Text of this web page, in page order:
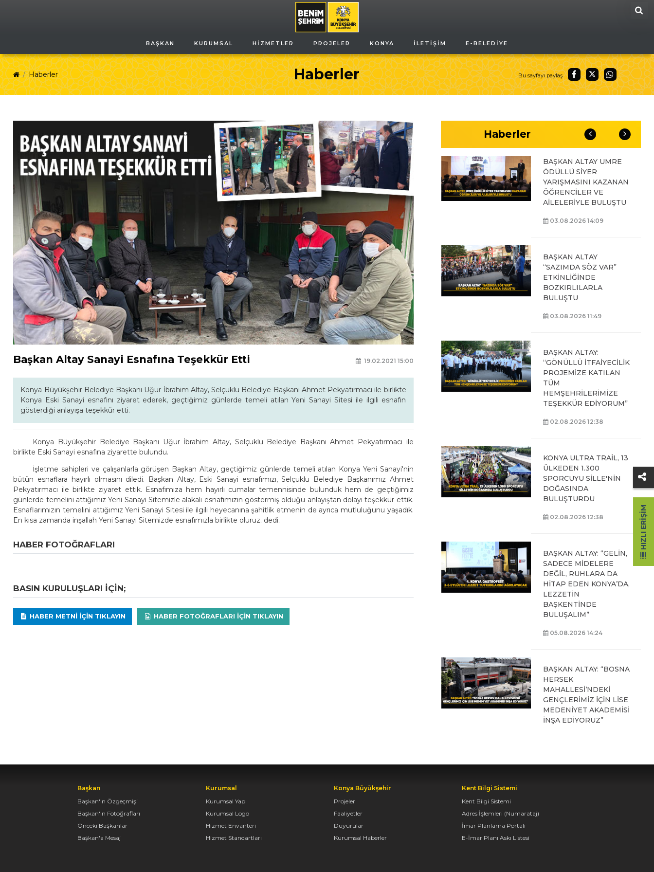
BAŞKAN KURUMSAL HIZMETLER PROJELER KONYA İLETIŞIM E-BELEDIYE
Haberler
Haberler Bu sayfayı paylaş
Başkan Altay Sanayi Esnafına Teşekkür Etti 19.02.2021 15:00
Konya Büyükşehir Belediye Başkanı Uğur İbrahim Altay, Selçuklu Belediye Başkanı Ahmet Pekyatırmacı ile birlikte
Konya Eski Sanayi esnafını ziyaret ederek, geçtiğimiz günlerde temeli atılan Yeni Sanayi Sitesi ile ilgili esnafın
gösterdiği anlayışa teşekkür etti.
Konya Büyükşehir Belediye Başkanı Uğur İbrahim Altay, Selçuklu Belediye Başkanı Ahmet Pekyatırmacı ile
birlikte Eski Sanayi esnafına ziyarette bulundu.
İşletme sahipleri ve çalışanlarla görüşen Başkan Altay, geçtiğimiz günlerde temeli atılan Konya Yeni Sanayi'nin
bütün esnaflara hayırlı olmasını diledi. Başkan Altay, Eski Sanayi esnafımızı, Selçuklu Belediye Başkanımız Ahmet
Pekyatırmacı ile birlikte ziyaret ettik. Esnafımıza hem hayırlı cumalar temennisinde bulunduk hem de geçtiğimiz
günlerde temelini attığımız Yeni Sanayi Sitemizle alakalı esnafımızın göstermiş olduğu anlayıştan dolayı teşekkür ettik.
Esnaflarımızın temelini attığımız Yeni Sanayi Sitesi ile ilgili heyecanına şahitlik etmenin de ayrıca mutluluğunu yaşadık.
En kısa zamanda inşallah Yeni Sanayi Sitemizde esnafımızla birlikte oluruz. dedi.
HABER FOTOĞRAFLARI
BASIN KURULUŞLARI IÇIN;
HABER METNI IÇIN TIKLAYIN HABER FOTOĞRAFLARI IÇIN TIKLAYIN
Haberler
UMRESİ” İKİNCİ
KAFİLESİNİN KURA
ÇEKİLİŞİNE KATILARAK
KONYALILARIN
HEYECANINA ORTAK
BAŞKAN ALTAY UMRE
ÖDÜLLÜ SİYER
YARIŞMASINI KAZANAN
ÖĞRENCİLER VE
AİLELERİYLE BULUŞTU
03.08.2026 14:09
BAŞKAN ALTAY
“SAZIMDA SÖZ VAR”
ETKİNLİĞİNDE
BOZKIRLILARLA
BULUŞTU
03.08.2026 11:49
BAŞKAN ALTAY:
“GÖNÜLLÜ İTFAİYECİLİK
PROJEMİZE KATILAN
TÜM
HEMŞEHRİLERİMİZE
TEŞEKKÜR EDİYORUM”
02.08.2026 12:38
KONYA ULTRA TRAİL, 13
ÜLKEDEN 1.300
SPORCUYU SİLLE'NİN
DOĞASINDA
BULUŞTURDU
02.08.2026 12:38
BAŞKAN ALTAY: “GELİN,
SADECE MİDELERE
DEĞİL, RUHLARA DA
HİTAP EDEN KONYA’DA,
LEZZETİN
BAŞKENTİNDE
BULUŞALIM”
05.08.2026 14:24
BAŞKAN ALTAY: “BOSNA
HERSEK
MAHALLESİ’NDEKİ
GENÇLERİMİZ İÇİN LİSE
MEDENİYET AKADEMİSİ
İNŞA EDİYORUZ”
Başkan
Başkan'ın Özgeçmişi
Başkan'ın Fotoğrafları
Önceki Başkanlar
Başkan'a Mesaj
Kurumsal
Kurumsal Yapı
Kurumsal Logo
Hizmet Envanteri
Hizmet Standartları
Konya Büyükşehir
Projeler
Faaliyetler
Duyurular
Kurumsal Haberler
Kent Bilgi Sistemi
Kent Bilgi Sistemi
Adres İşlemleri (Numarataj)
İmar Planlama Portalı
E-İmar Planı Askı Listesi
HIZLI ERIŞIM